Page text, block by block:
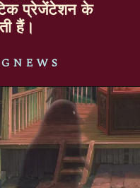
प्रेजेंटेशन के
हैं।